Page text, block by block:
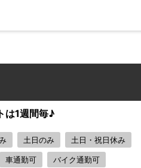
は1週間毎♪
土日のみ 土日・祝日休み
車通勤可 バイク通勤可